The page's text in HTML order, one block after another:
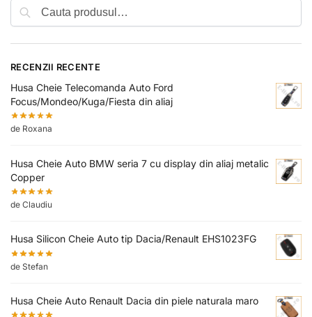
RECENZII RECENTE
Husa Cheie Telecomanda Auto Ford
Focus/Mondeo/Kuga/Fiesta din aliaj
de Roxana
Husa Cheie Auto BMW seria 7 cu display din aliaj metalic
Copper
de Claudiu
Husa Silicon Cheie Auto tip Dacia/Renault EHS1023FG
de Stefan
Husa Cheie Auto Renault Dacia din piele naturala maro